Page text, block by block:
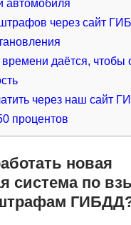
автомобиля
через сайт
даётся, чтобы
через наш сайт
процентов
новая
система по